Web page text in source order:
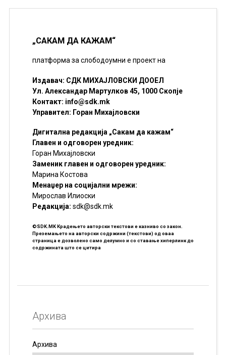
„САКАМ ДА КАЖАМ“
платформа за слободоумни е проект на
Издавач: СДК МИХАЈЛОВСКИ ДООЕЛ
Ул. Александар Мартулков 45, 1000 Скопје
Контакт: info@sdk.mk
Управител: Горан Михајловски
Дигитална редакција „Сакам да кажам“
Главен и одговорен уредник:
Горан Михајловски
Заменик главен и одговорен уредник:
Марина Костова
Менаџер на социјални мрежи:
Мирослав Илиоски
Редакцијa: sdk@sdk.mk
©SDK.MK Крадењето авторски текстови е казниво со закон.
Преземањето на авторски содржини (текстови) од оваа
страница е дозволено само делумно и со ставање хиперлинк до
содржината што се цитира
Архива
Архива